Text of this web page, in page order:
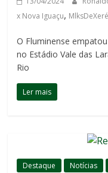
x Nova Iguaçu,
O Fluminense
no Estádio Vale das
Rio
Ler mais
Destaque Notícias